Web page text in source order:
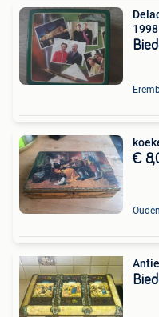
1998
€